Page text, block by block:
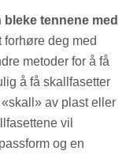
tennene med
forhøre deg med
metoder for å få
å få skallfasetter
av plast eller
vil
og en